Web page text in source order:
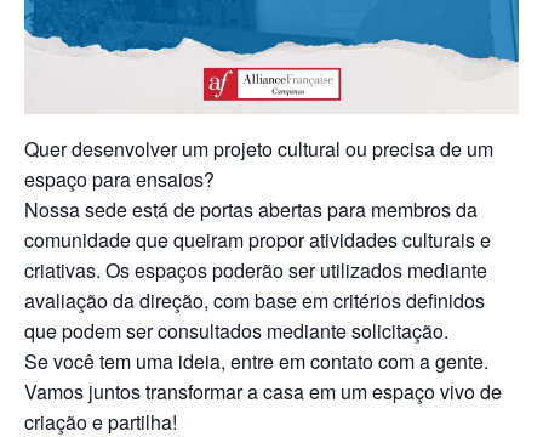
Quer desenvolver um projeto cultural ou precisa de um
espaço para ensaios?
Nossa sede está de portas abertas para membros da
comunidade que queiram propor atividades culturais e
criativas. Os espaços poderão ser utilizados mediante
avaliação da direção, com base em critérios definidos
que podem ser consultados mediante solicitação.
Se você tem uma ideia, entre em contato com a gente.
Vamos juntos transformar a casa em um espaço vivo de
criação e partilha!